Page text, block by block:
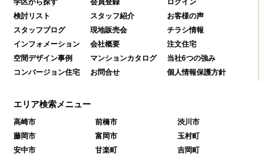
学区から探す
会員登録
ログイン
検討リスト
スタッフ紹介
お客様の声
スタッフブログ
現地販売会
チラシ情報
インフォメーション
会社概要
注文住宅
空間デザイン事例
マンションカタログ
当社6つの強み
コンバージョン住宅
お問合せ 個人情報保護方針
エリア検索メニュー
高崎市 前橋市
渋川市
藤岡市
富岡市
玉村町
安中市
甘楽町
吉岡町